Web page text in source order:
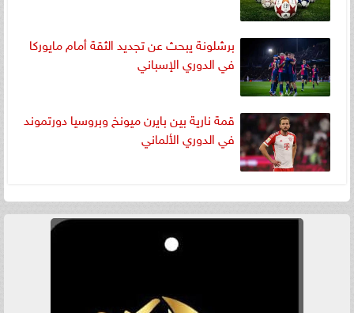
برشلونة يبحث عن تجديد الثقة أمام مايوركا
في الدوري الإسباني
قمة نارية بين بايرن ميونخ وبروسيا دورتموند
في الدوري الألماني